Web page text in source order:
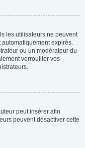
les utilisateurs ne peuvent
expirés.
ou un modérateur du
verrouiller vos
peut insérer afin
peuvent désactiver cette